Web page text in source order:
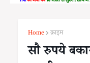
Home क्राइम
सौ रुपये